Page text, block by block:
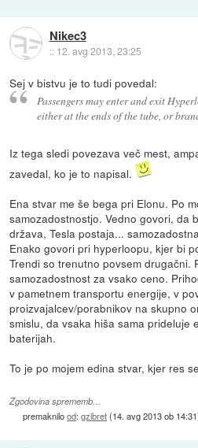
Nikec3
:: 12. avg 2013, 23:25
Sej v bistvu je to tudi povedal:
Passengers may enter and exit
either at the ends of the tube, or
Iz tega sledi povezava več mest,
zavedal, ko je to napisal.
Ena stvar me še bega pri Elonu. Po
samozadostnostjo. Vedno govori, da
država, Tesla postaja...
Enako govori pri hyperloopu, kjer bi
Trendi so trenutno povsem drugačni.
samozadostnost za vsako ceno.
v pametnem transportu energije, v
proizvajalcev/porabnikov na skupno
smislu, da vsaka hiša sama prideluje
baterijah.
To je po mojem edina stvar, kjer res
Zgodovina sprememb…
premaknilood:gzibret(14. avg 2013 ob 14:31